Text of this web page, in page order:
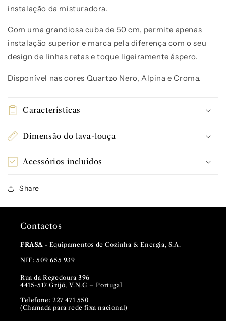
instalação da misturadora.
Com uma grandiosa cuba de 50 cm, permite apenas
instalação superior e marca pela diferença com o seu
design de linhas retas e toque ligeiramente áspero.
Disponível nas cores Quartzo Nero, Alpina e Croma.
Características
Dimensão do lava-louça
Acessórios incluídos
Share
Contactos
FRASA - Equipamentos de Cozinha & Energia, S.A.
NIF: 509 655 939
Rua da Regedoura 396
4415-517 Grijó, V.N.G – Portugal
Telefone: 227 471 550
(Chamada para rede fixa nacional)